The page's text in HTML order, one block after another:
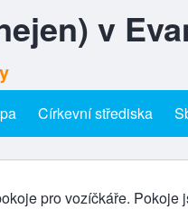
v
Církevní střediska
budova
pro vozíčkáře.